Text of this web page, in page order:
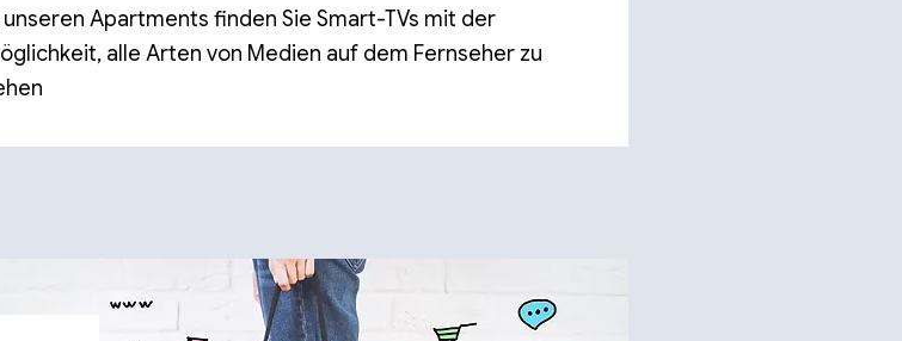
unseren Apartments finden Sie Smart-TVs mit der
alle Arten von Medien auf dem Fernseher zu